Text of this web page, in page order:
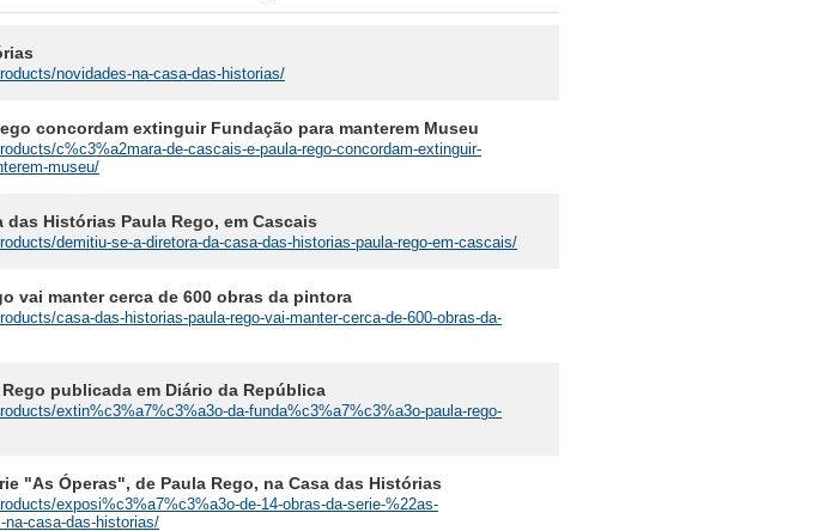
novidades-na-casa-das-historias/
concordam extinguir Fundação para manterem Museu
c%c3%a2mara-de-cascais-e-paula-rego-concordam-extinguir-
museu/
Histórias Paula Rego, em Cascais
demitiu-se-a-diretora-da-casa-das-historias-paula-rego-em-cascais/
vai manter cerca de 600 obras da pintora
casa-das-historias-paula-rego-vai-manter-cerca-de-600-obras-da-
publicada em Diário da República
extin%c3%a7%c3%a3o-da-funda%c3%a7%c3%a3o-paula-rego-
"As Óperas", de Paula Rego, na Casa das Histórias
exposi%c3%a7%c3%a3o-de-14-obras-da-serie-%22as-
na-casa-das-historias/